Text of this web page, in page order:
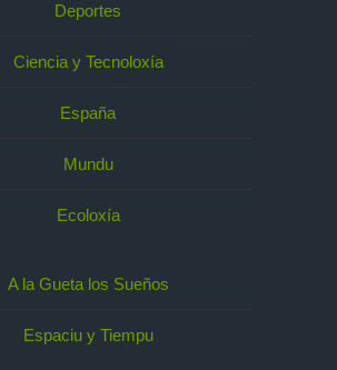
Deportes
Ciencia y Tecnoloxía
España
Mundu
Ecoloxía
A la Gueta los Sueños
Espaciu y Tiempu